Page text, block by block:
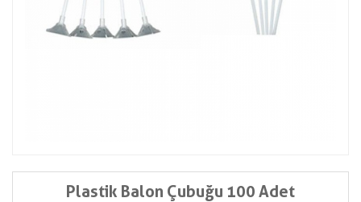
Plastik Balon Çubuğu 100 Adet